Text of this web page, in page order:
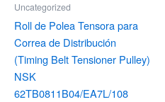
Uncategorized
Roll de Polea Tensora para
Correa de Distribución
(Timing Belt Tensioner Pulley)
NSK
62TB0811B04/EA7L/108